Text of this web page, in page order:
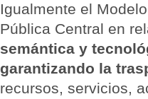
Igualmente el
Pública Central en
semántica y
garantizando la
recursos, servicios,